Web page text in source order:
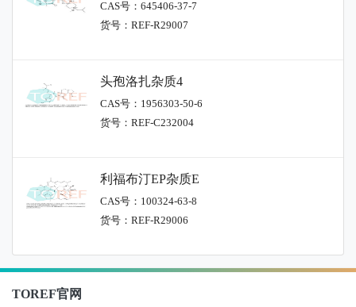
CAS号：645406-37-7
货号：REF-R29007
头孢洛扎杂质4
CAS号：1956303-50-6
货号：REF-C232004
利福布汀EP杂质E
CAS号：100324-63-8
货号：REF-R29006
TOREF官网